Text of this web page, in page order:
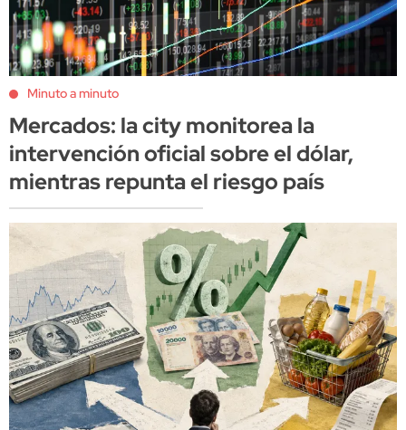
Minuto a minuto
Mercados: la city monitorea la
intervención oficial sobre el dólar,
mientras repunta el riesgo país